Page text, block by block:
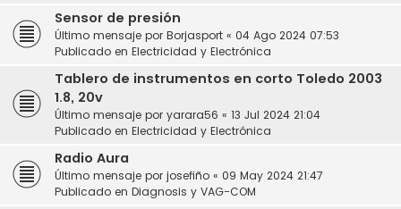
Sensor de presión
Último mensaje por Borjasport « 04 Ago 2024 07:53
Publicado en Electricidad y Electrónica
Tablero de instrumentos en corto Toledo 2003
1.8, 20v
Último mensaje por yarara56 « 13 Jul 2024 21:04
Publicado en Electricidad y Electrónica
Radio Aura
Último mensaje por josefiño « 09 May 2024 21:47
Publicado en Diagnosis y VAG-COM